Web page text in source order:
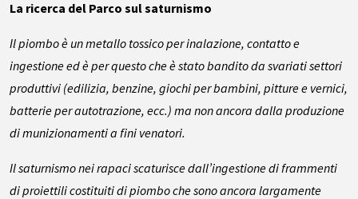
La ricerca del Parco sul saturnismo
Il piombo è un metallo tossico per inalazione, contatto e
ingestione ed è per questo che è stato bandito da svariati settori
produttivi (edilizia, benzine, giochi per bambini, pitture e vernici,
batterie per autotrazione, ecc.) ma non ancora dalla produzione
di munizionamenti a fini venatori.
Il saturnismo nei rapaci scaturisce dall’ingestione di frammenti
di proiettili costituiti di piombo che sono ancora largamente